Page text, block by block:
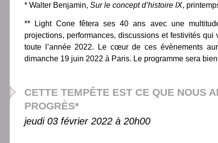
* Walter Benjamin, Sur le concept d’histoire IX,
** Light Cone fêtera ses 40 ans avec une
projections, performances, discussions et festivités qui
toute l’année 2022. Le cœur de ces évènements
dimanche 19 juin 2022 à Paris. Le programme sera
CETTE TEMPÊTE EST CE QUE NOUS
PROGRÈS*
jeudi 03 février 2022 à 20h00